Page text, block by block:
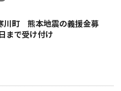
川町 熊本地震の義援金募
まで受け付け